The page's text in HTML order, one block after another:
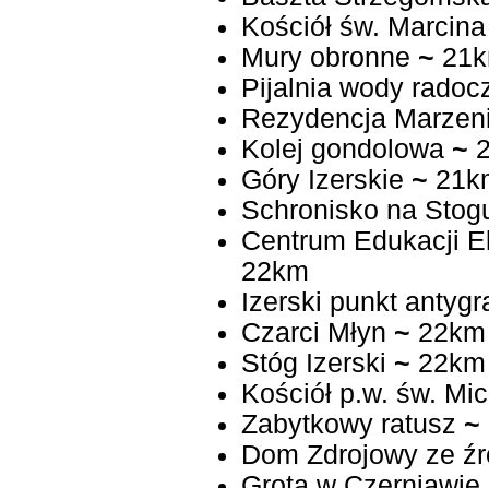
Kościół św. Marcina
Mury obronne ~
Pijalnia wody
Rezydencja
Kolej gondolowa ~
Góry Izerskie ~
Schronisko na
Centrum Edukacji
22km
Izerski punkt
Czarci Młyn ~ 22km
Stóg Izerski ~ 22km
Kościół p.w. św.
Zabytkowy ratusz ~
Dom Zdrojowy ze